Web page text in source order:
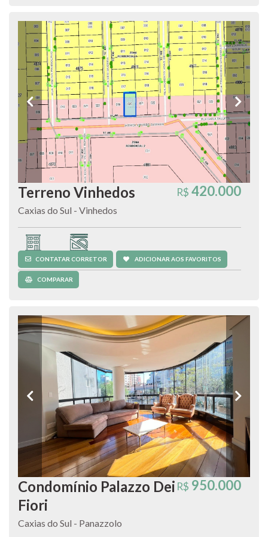
R$ 420.000
Terreno Vinhedos
Caxias do Sul - Vinhedos
Terreno 360 m²
CONTATAR CORRETOR ADICIONAR AOS FAVORITOS
COMPARAR
R$ 950.000
Condomínio Palazzo Dei
Fiori
Caxias do Sul - Panazzolo